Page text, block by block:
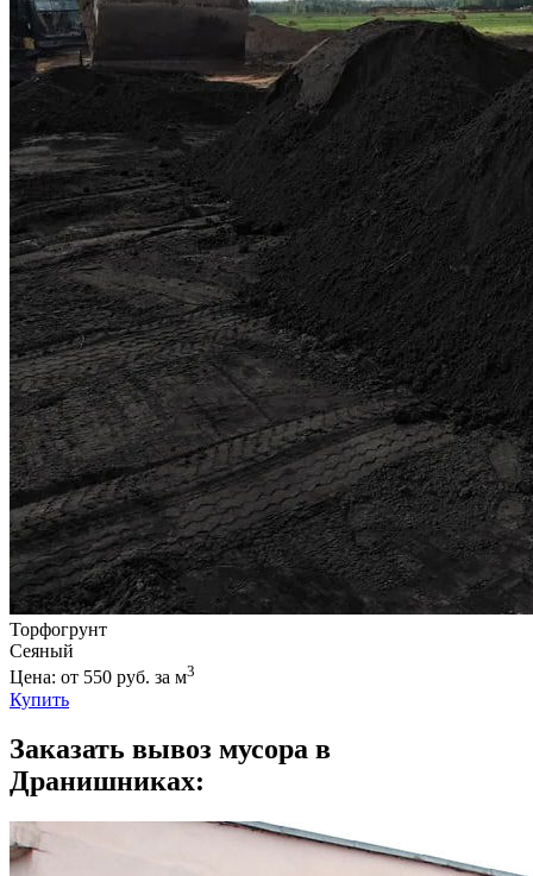
Торфогрунт
Сеяный
Цена: от 550 руб. за м3
Купить
Заказать вывоз мусора в
Дранишниках: